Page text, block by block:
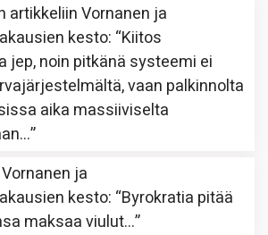
artikkeliinVornanen ja
kesto: “Kiitos
jep, noin pitkänä systeemi ei
vaan palkinnolta
aika massiiviselta
”
Vornanen ja
kesto: “Byrokratia pitää
maksaa viulut…”